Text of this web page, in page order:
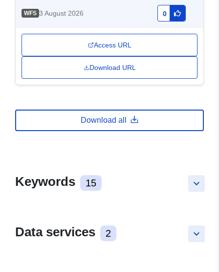
WFS 3 August 2026 0
Access URL
Download URL
Download all
keyboard_arrow_down
Keywords 15
keyboard_arrow_down
Data services 2